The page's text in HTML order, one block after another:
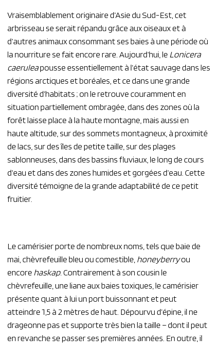
Vraisemblablement originaire d’Asie du Sud-Est, cet
arbrisseau se serait répandu grâce aux oiseaux et à
d’autres animaux consommant ses baies à une période où
la nourriture se fait encore rare. Aujourd’hui, le Lonicera
caeruleapousse essentiellement à l’état sauvage dans les
régions arctiques et boréales, et ce dans une grande
diversité d’habitats ; on le retrouve couramment en
situation partiellement ombragée, dans des zones où la
forêt laisse place à la haute montagne, mais aussi en
haute altitude, sur des sommets montagneux, à proximité
de lacs, sur des îles de petite taille, sur des plages
sablonneuses, dans des bassins fluviaux, le long de cours
d’eau et dans des zones humides et gorgées d’eau. Cette
diversité témoigne de la grande adaptabilité de ce petit
fruitier.
Le camérisier porte de nombreux noms, tels que baie de
mai, chèvrefeuille bleu ou comestible, honeyberryou
encore haskap. Contrairement à son cousin le
chèvrefeuille, une liane aux baies toxiques, le camérisier
présente quant à lui un port buissonnant et peut
atteindre 1,5 à 2 mètres de haut. Dépourvu d’épine, il ne
drageonne pas et supporte très bien la taille – dont il peut
en revanche se passer ses premières années. En outre, il